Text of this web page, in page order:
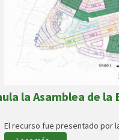
la Asamblea de
El recurso fue presentado por